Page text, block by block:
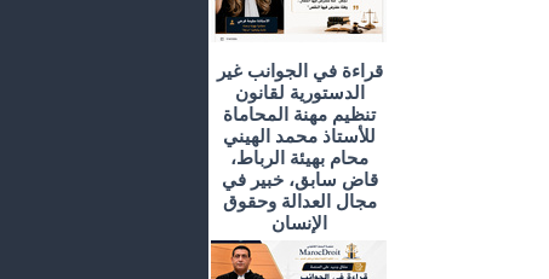
قراءة في الجوانب غير
الدستورية لقانون
تنظيم مهنة المحاماة
للأستاذ محمد الهيني
محام بهيئة الرباط،
قاض سابق، خبير في
مجال العدالة وحقوق
الإنسان